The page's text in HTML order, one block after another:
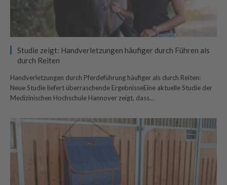
Studie zeigt: Handverletzungen häufiger durch Führen als
durch Reiten
Handverletzungen durch Pferdeführung häufiger als durch Reiten:
Neue Studie liefert überraschende ErgebnisseEine aktuelle Studie der
Medizinischen Hochschule Hannover zeigt, dass…